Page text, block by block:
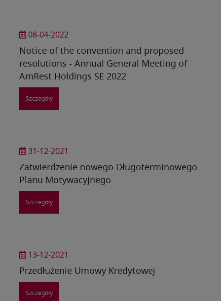
08-04-2022
Notice of the convention and proposed
resolutions - Annual General Meeting of
AmRest Holdings SE 2022
Szczegóły
31-12-2021
Zatwierdzenie nowego Długoterminowego
Planu Motywacyjnego
Szczegóły
13-12-2021
Przedłużenie Umowy Kredytowej
Szczegóły